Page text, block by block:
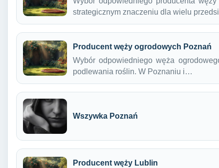
strategicznym znaczeniu dla wielu
Producent węży ogrodowych Poznań
Wybór odpowiedniego węża
podlewania roślin. W Poznaniu i…
Wszywka Poznań
Producent węży Lublin